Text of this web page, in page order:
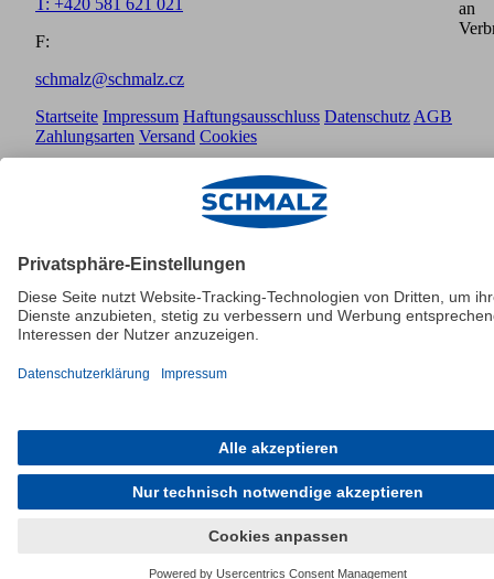
F:
schmalz@schmalz.cz
an
Startseite Impressum Haftungsausschluss Datenschutz AGB
Zahlungsarten Versand Cookies